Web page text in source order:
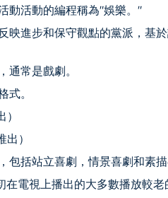
動活動的編程稱為"娛樂。"
映進步和保守觀點的黨派，基
通常是戲劇。
式。
）
包括站立喜劇，情景喜劇和素​​
電視上播出的大多數播放較老